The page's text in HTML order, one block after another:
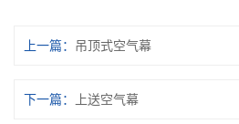
上一篇： 吊顶式空气幕
下一篇： 上送空气幕